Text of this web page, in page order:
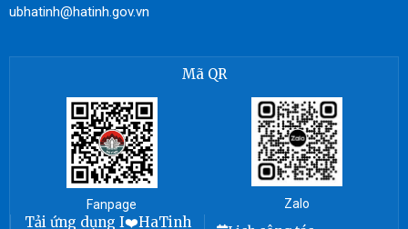
ubhatinh@hatinh.gov.vn
Mã QR
Fanpage Zalo
Tải ứng dụng I❤️HaTinh